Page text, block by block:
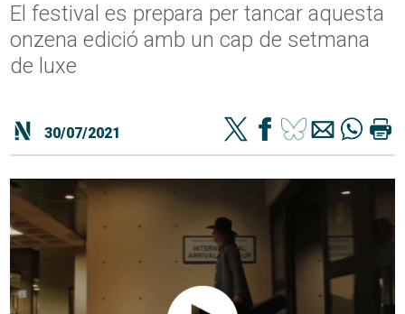
El festival es prepara per tancar aquesta
onzena edició amb un cap de setmana
de luxe
30/07/2021